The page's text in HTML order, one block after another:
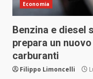
Economia
Benzina e diesel
prepara un
carburanti
Filippo Limoncelli